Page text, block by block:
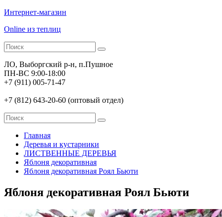
Интернет-магазин
Online из теплиц
ЛО, Выборгский р-н, п.Пушное
ПН-ВС 9:00-18:00
+7 (911) 005-71-47
+7 (812) 643-20-60 (оптовый отдел)
Главная
Деревья и кустарники
ЛИСТВЕННЫЕ ДЕРЕВЬЯ
Яблоня декоративная
Яблоня декоративная Роял Бьюти
Яблоня декоративная Роял Бьюти